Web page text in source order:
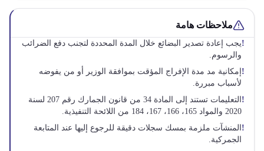
ملاحظات هامة
!يجب إعادة تصدير البضائع خلال المدة المحددة لتجنب دفع الضرائب
والرسوم.
! إمكانية مد مدة الإفراج المؤقت بموافقة الوزير أو من يفوضه
لأسباب مبررة.
!
التعليمات تستند إلى المادة 34 من قانون الجمارك رقم 207 لسنة
2020 والمواد 165، 166، 167، 184 من اللائحة التنفيذية.
! المنشآت ملزمة بمسك سجلات دقيقة للرجوع إليها عند المتابعة
الجمركية.